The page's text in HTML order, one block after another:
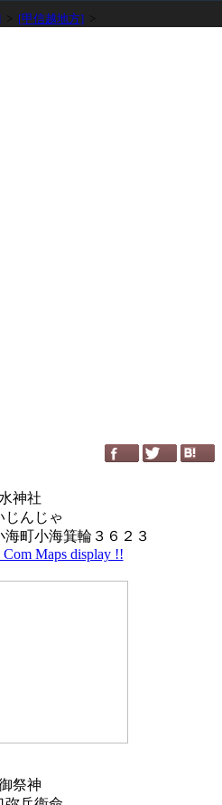
[甲信越地方]
水神社
じんじゃ
町小海箕輪３６２３
祭神